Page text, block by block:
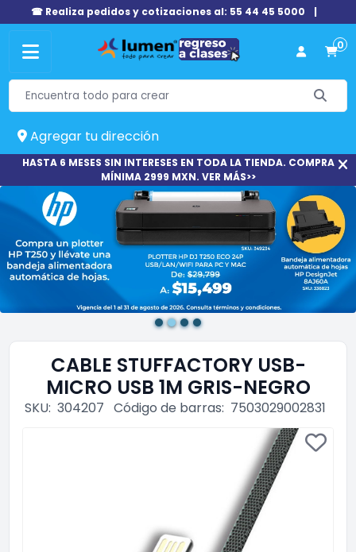
☎ Realiza pedidos y cotizaciones al: 55 44 45 5000 |
0
Agregar tu dirección
HASTA 6 MESES SIN INTERESES EN TODA LA TIENDA. COMPRA
MÍNIMA 2999 MXN. VER MÁS>>
CABLE STUFFACTORY USB-
MICRO USB 1M GRIS-NEGRO
SKU: 304207 Código de barras: 7503029002831